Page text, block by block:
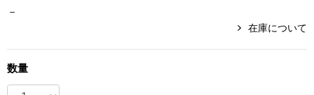
BOGARD 最新号はこちら
ルームウェア
－
在庫について
数量